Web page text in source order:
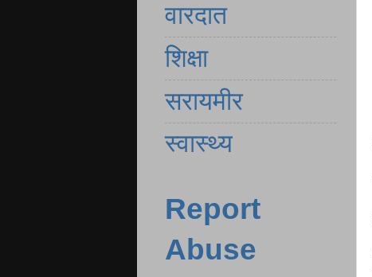
वारदात
शिक्षा
सरायमीर
स्वास्थ्य
Report
Abuse